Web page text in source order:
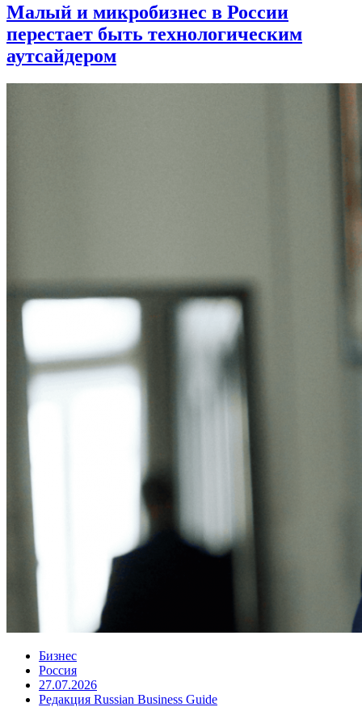
Малый и микробизнес в России
перестает быть технологическим
аутсайдером
Бизнес
Россия
27.07.2026
Редакция Russian Business Guide